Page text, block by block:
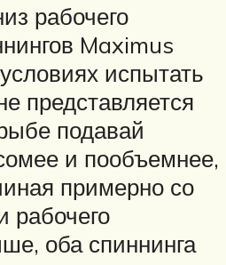
рабочего
Maximus
испытать
представляется
подавай
и пообъемнее,
примерно со
рабочего
оба спиннинга